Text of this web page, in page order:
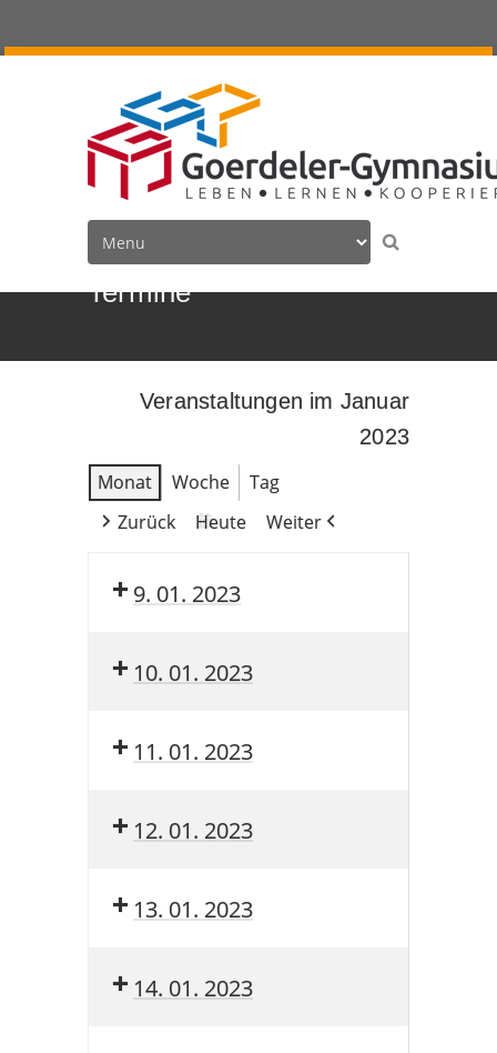
Termine
Veranstaltungen im Januar
2023
Monat
Woche
Tag
Zurück
Heute Weiter
9. 01. 2023
10. 01. 2023
11. 01. 2023
12. 01. 2023
13. 01. 2023
14. 01. 2023